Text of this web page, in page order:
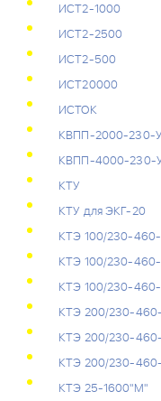
ИСТ2-1000
ИСТ2-2500
ИСТ2-500
ИСТ20000
ИСТОК
КВПП-2000-230-
КВПП-4000-230-
КТУ
КТУ для ЭКГ-20
КТЭ 100/230-460-
КТЭ 100/230-460-
КТЭ 100/230-
КТЭ 200/230-460-
КТЭ 200/230-
КТЭ 200/230-
КТЭ 25-1600"М"